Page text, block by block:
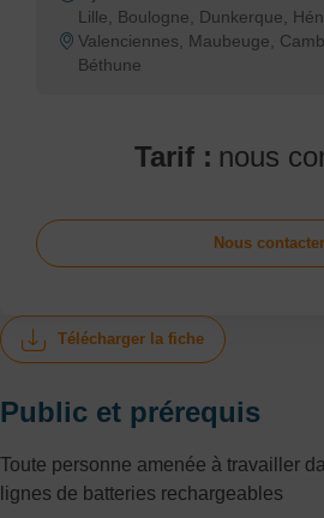
Télécharger la fiche
Public et prérequis
Toute personne amenée à travailler
lignes de batteries rechargeables
Lille, Boulogne, Dunkerque,
Valenciennes, Maubeuge,
Béthune
Tarif : nous
Nous contacter